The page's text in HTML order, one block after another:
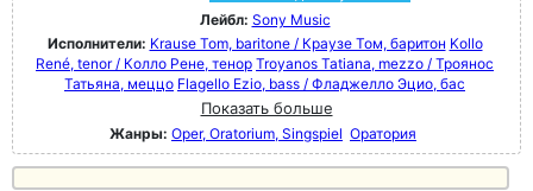
Лейбл: Sony Music
Исполнители: Krause Tom, baritone / Краузе Том, баритон Kollo
René, tenor / Колло Рене, тенор Troyanos Tatiana, mezzo / Троянос
Татьяна, меццо Flagello Ezio, bass / Фладжелло Эцио, бас
Показать больше
Жанры: Oper, Oratorium, Singspiel Оратория